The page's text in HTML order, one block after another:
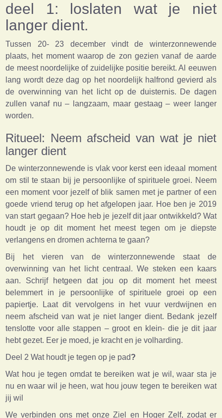
deel 1: loslaten wat je niet
langer dient.
Tussen 20- 23 december vindt de winterzonnewende
plaats, het moment waarop de zon gezien vanaf de aarde
de meest noordelijke of zuidelijke positie bereikt. Al eeuwen
lang wordt deze dag op het noordelijk halfrond gevierd als
de overwinning van het licht op de duisternis. De dagen
zullen vanaf nu – langzaam, maar gestaag – weer langer
worden.
Ritueel: Neem afscheid van wat je niet
langer dient
De winterzonnewende is vlak voor kerst een ideaal moment
om stil te staan bij je persoonlijke of spirituele groei. Neem
een moment voor jezelf of blik samen met je partner of een
goede vriend terug op het afgelopen jaar. Hoe ben je 2019
van start gegaan? Hoe heb je jezelf dit jaar ontwikkeld? Wat
houdt je op dit moment het meest tegen om je diepste
verlangens en dromen achterna te gaan?
Bij het vieren van de winterzonnewende staat de
overwinning van het licht centraal. We steken een kaars
aan. Schrijf hetgeen dat jou op dit moment het meest
belemmert in je persoonlijke of spirituele groei op een
papiertje. Laat dit vervolgens in het vuur verdwijnen en
neem afscheid van wat je niet langer dient. Bedank jezelf
tenslotte voor alle stappen – groot en klein- die je dit jaar
hebt gezet. Eer je moed, je kracht en je volharding.
Deel 2 Wat houdt je tegen op je pad?
Wat hou je tegen omdat te bereiken wat je wil, waar sta je
nu en waar wil je heen, wat hou jouw tegen te bereiken wat
jij wil
We verbinden ons met onze Ziel en Hoger Zelf, zodat er